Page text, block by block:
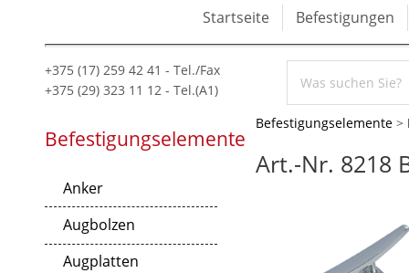
Startseite Befestigungen
+375 (17) 259 42 41 - Tel./Fax
+375 (29) 323 11 12 - Tel.(A1)
Befestigungselemente
Anker
Augbolzen
Augplatten
Befestigungselemente >
Art.-Nr. 8218